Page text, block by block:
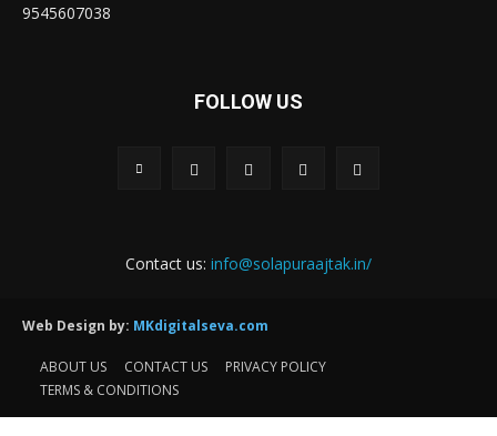
9545607038
FOLLOW US
Contact us: info@solapuraajtak.in/
Web Design by: MKdigitalseva.com
ABOUT US CONTACT US
PRIVACY POLICY
TERMS & CONDITIONS